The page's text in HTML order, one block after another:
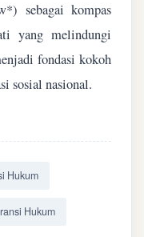
sebagai kompas
yang melindungi
fondasi kokoh
sosial nasional.
Hukum
Hukum